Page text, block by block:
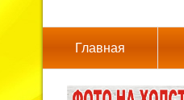
Главная